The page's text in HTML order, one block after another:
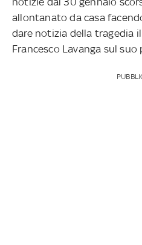
allontanato da casa
dare notizia della tragedia
Francesco Lavanga sul suo